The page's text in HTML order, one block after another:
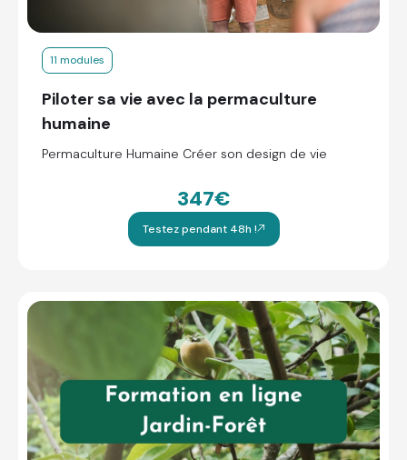
11 modules
Piloter sa vie avec la permaculture
humaine
Permaculture Humaine Créer son design de vie
347€
Testez pendant 48h !